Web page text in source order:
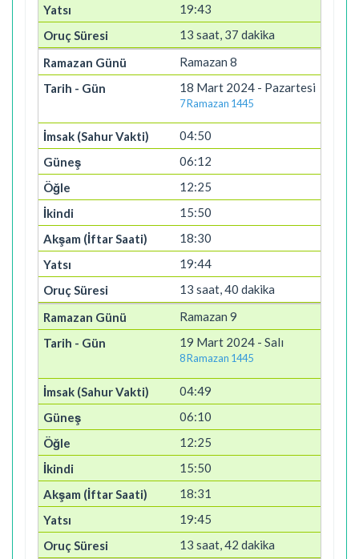
19:43
13 saat, 37 dakika
Ramazan 8
18 Mart 2024 - Pazartesi
7 Ramazan 1445
04:50
06:12
12:25
15:50
18:30
19:44
13 saat, 40 dakika
Ramazan 9
19 Mart 2024 - Salı
8 Ramazan 1445
04:49
06:10
12:25
15:50
18:31
19:45
13 saat, 42 dakika